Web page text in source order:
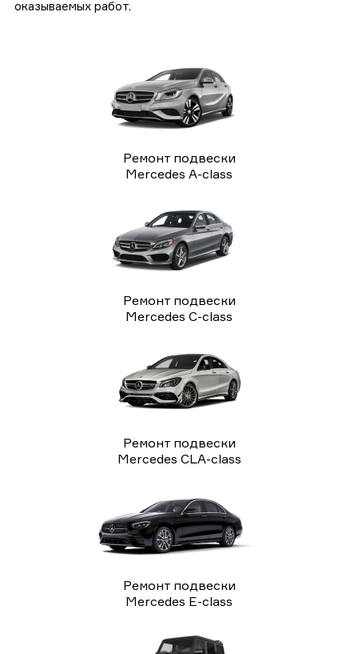
оказываемых работ.
Ремонт подвески
Mercedes A-class
Ремонт подвески
Mercedes C-class
Ремонт подвески
Mercedes CLA-class
Ремонт подвески
Mercedes E-class